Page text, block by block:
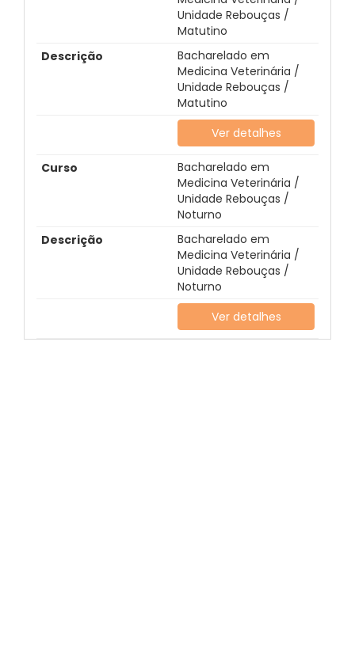
Unidade Rebouças /
Matutino
Bacharelado em
Medicina Veterinária /
Unidade Rebouças /
Matutino
Ver detalhes
Bacharelado em
Medicina Veterinária /
Unidade Rebouças /
Noturno
Bacharelado em
Medicina Veterinária /
Unidade Rebouças /
Noturno
Ver detalhes